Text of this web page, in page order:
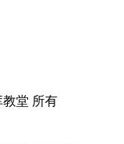
教堂 所有